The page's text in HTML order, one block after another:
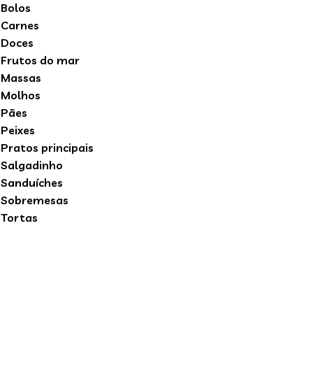
Bolos
Carnes
Doces
Frutos do mar
Massas
Molhos
Pães
Peixes
Pratos principais
Salgadinho
Sanduíches
Sobremesas
Tortas